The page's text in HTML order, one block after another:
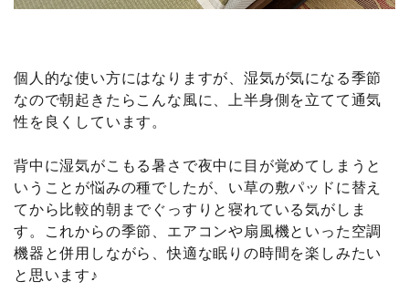
個人的な使い方にはなりますが、湿気が気になる季節
なので朝起きたらこんな風に、上半身側を立てて通気
性を良くしています。
背中に湿気がこもる暑さで夜中に目が覚めてしまうと
いうことが悩みの種でしたが、い草の敷パッドに替え
てから比較的朝までぐっすりと寝れている気がしま
す。これからの季節、エアコンや扇風機といった空調
機器と併用しながら、快適な眠りの時間を楽しみたい
と思います♪